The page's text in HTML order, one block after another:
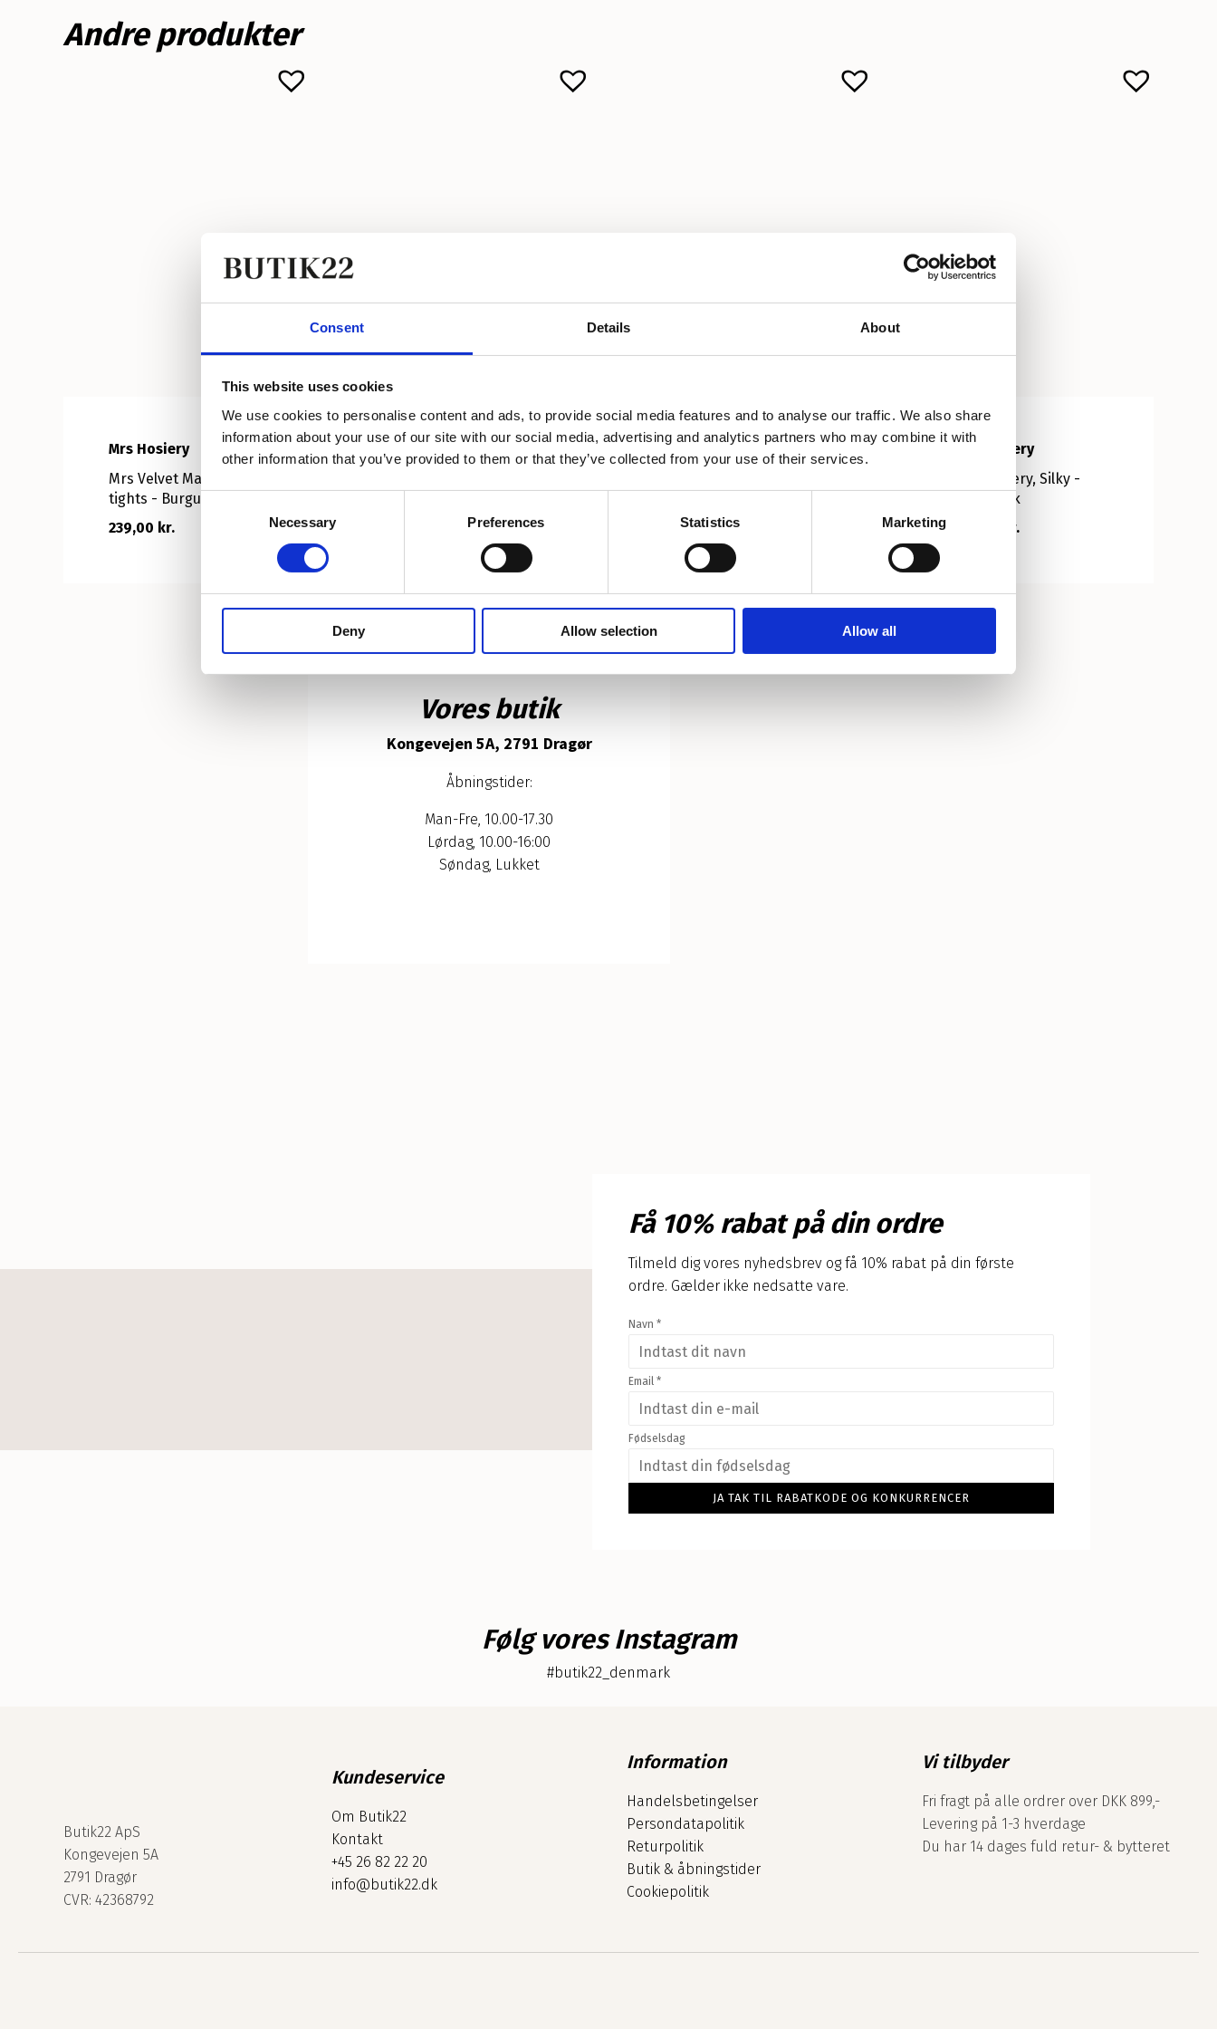
Consent Details About
This website uses cookies
We use cookies to personalise content and ads, to provide social media features and to analyse our traffic. We also share
information about your use of our site with our social media, advertising and analytics partners who may combine it with
other information that you’ve provided to them or that they’ve collected from your use of their services.
Necessary Preferences Statistics Marketing
Deny Allow selection Allow all
Andre produkter
Mrs Hosiery
Mrs Velvet Matt 50
tights - Burgundy
239,00 kr.
Mrs Hosiery
120,00 kr.
Mrs Hosiery
Mrs Hosiery, Silky -
Light Pink
120,00 kr.
Vores butik
Kongevejen 5A, 2791 Dragør
Åbningstider:
Man-Fre, 10.00-17.30
Lørdag, 10.00-16:00
Søndag, Lukket
Få 10% rabat på din ordre
Tilmeld dig vores nyhedsbrev og få 10% rabat på din første
ordre. Gælder ikke nedsatte vare.
Navn *
Email *
Fødselsdag
JA TAK TIL RABATKODE OG KONKURRENCER
Følg vores Instagram
#butik22_denmark
Butik22 ApS
Kongevejen 5A
2791 Dragør
CVR: 42368792
Kundeservice
Om Butik22
Kontakt
+45 26 82 22 20
info@butik22.dk
Information
Handelsbetingelser
Persondatapolitik
Returpolitik
Butik & åbningstider
Cookiepolitik
Vi tilbyder
Fri fragt på alle ordrer over DKK 899,-
Levering på 1-3 hverdage
Du har 14 dages fuld retur- & bytteret